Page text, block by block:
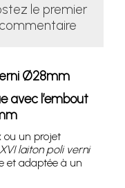
le premier
commentaire
Ø28mm
avec l’embout
ou un projet
laiton poli verni
et adaptée à un